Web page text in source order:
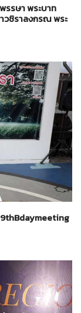
รรษา พระบาท
วชิราลงกรณ พระ